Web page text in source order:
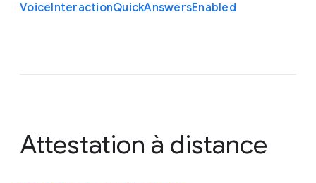
VoiceInteractionQuickAnswersEnabled
Attestation à distance